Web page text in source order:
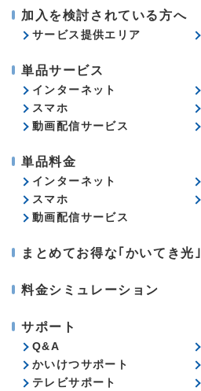
加入を検討されている方へ
サービス提供エリア
単品サービス
インターネット
スマホ
動画配信サービス
単品料金
インターネット
スマホ
動画配信サービス
まとめてお得な｢かいてき光｣
料金シミュレーション
サポート
Q&A
かいけつサポート
テレビサポート